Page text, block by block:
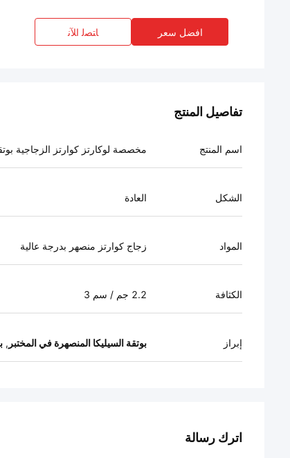
افضل سعر ﺎﺘﺼﻟ ﺍﻶﻧ
تفاصيل المنتج
اسم المنتج مخصصة لوكارتز كوارتز الزجاجية
الشكل العادة
المواد زجاج كوارتز منصهر بدرجة عالية
الكثافة 2.2 جم / سم 3
إبراز بوتقة السيليكا المنصهرة في المختبر ,
اترك رسالة